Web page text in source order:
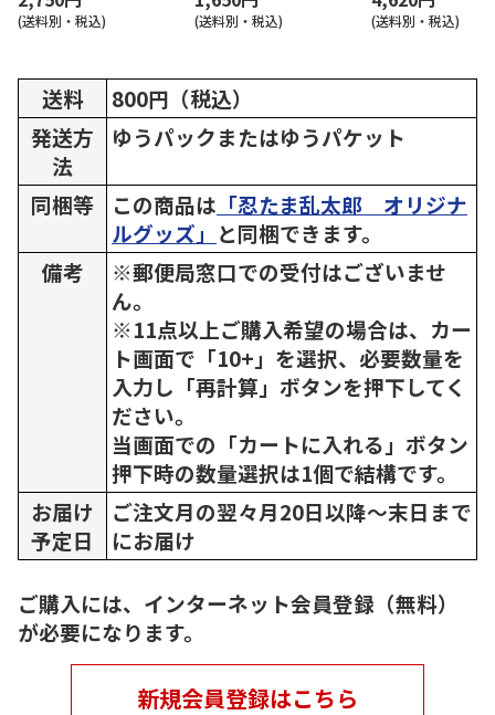
(送料別・税込) (送料別・税込) (送料別・税込)
送料
800円（税込）
発送方
法
ゆうパックまたはゆうパケット
同梱等 この商品は 「忍たま乱太郎 オリジナ
ルグッズ」 と同梱できます。
備考
※郵便局窓口での受付はございませ
ん。
※11点以上ご購入希望の場合は、カー
ト画面で「10+」を選択、必要数量を
入力し「再計算」ボタンを押下してく
ださい。
当画面での「カートに入れる」ボタン
押下時の数量選択は1個で結構です。
お届け
予定日
ご注文月の翌々月20日以降～末日まで
にお届け
ご購入には、インターネット会員登録（無料）
が必要になります。
新規会員登録はこちら